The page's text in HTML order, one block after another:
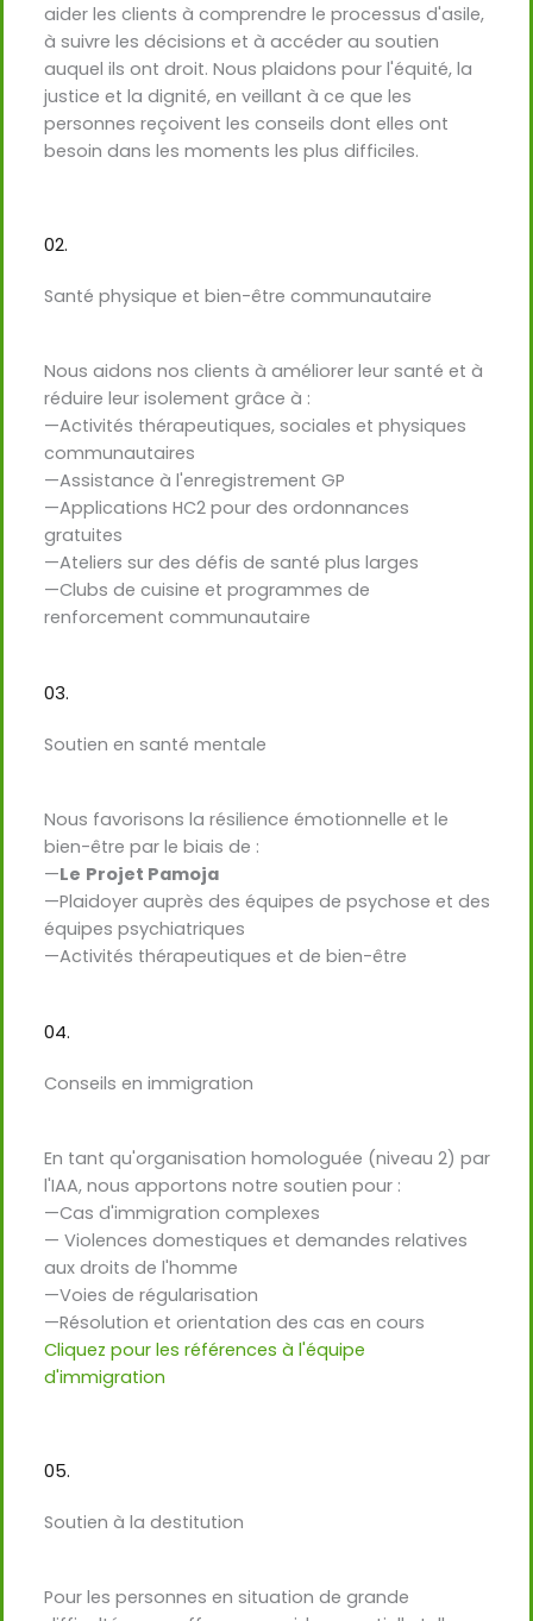
aider les clients à comprendre le processus d'asile,
à suivre les décisions et à accéder au soutien
auquel ils ont droit. Nous plaidons pour l'équité, la
justice et la dignité, en veillant à ce que les
personnes reçoivent les conseils dont elles ont
besoin dans les moments les plus difficiles.
02.
Santé physique et bien-être communautaire
Nous aidons nos clients à améliorer leur santé et à
réduire leur isolement grâce à :
—Activités thérapeutiques, sociales et physiques
communautaires
—Assistance à l'enregistrement GP
—Applications HC2 pour des ordonnances
gratuites
—Ateliers sur des défis de santé plus larges
—Clubs de cuisine et programmes de
renforcement communautaire
03.
Soutien en santé mentale
Nous favorisons la résilience émotionnelle et le
bien-être par le biais de :
—Le Projet Pamoja
—Plaidoyer auprès des équipes de psychose et des
équipes psychiatriques
—Activités thérapeutiques et de bien-être
04.
Conseils en immigration
En tant qu'organisation homologuée (niveau 2) par
l'IAA, nous apportons notre soutien pour :
—Cas d'immigration complexes
— Violences domestiques et demandes relatives
aux droits de l'homme
—Voies de régularisation
—Résolution et orientation des cas en cours
Cliquez pour les références à l'équipe
d'immigration
05.
Soutien à la destitution
Pour les personnes en situation de grande